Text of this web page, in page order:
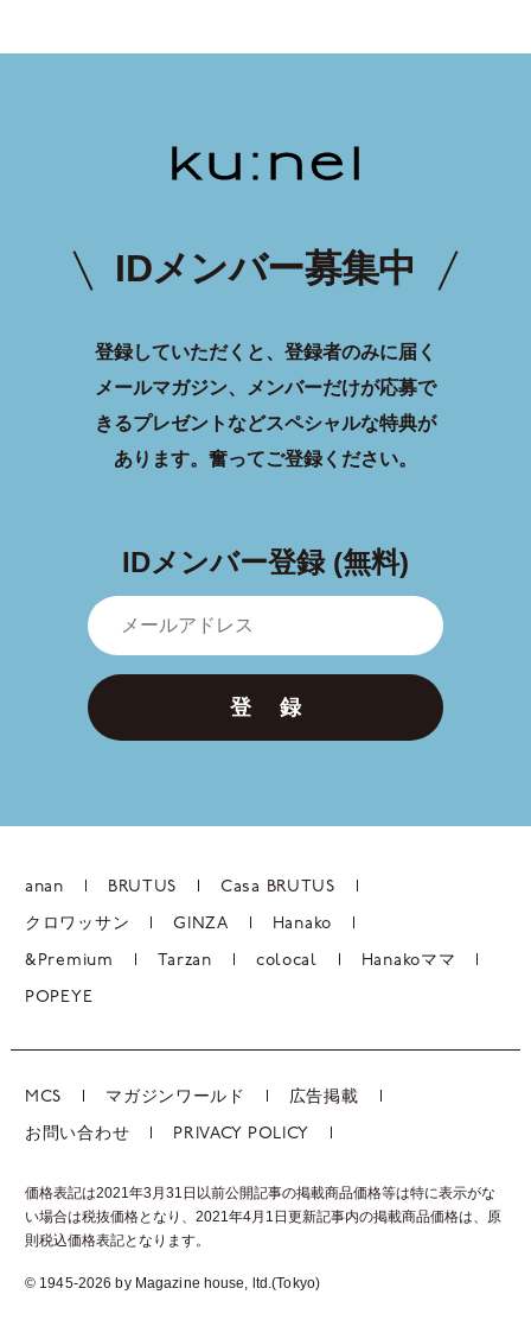
IDメンバー募集中
登録していただくと、登録者のみに届く
メールマガジン、メンバーだけが応募で
きるプレゼントなどスペシャルな特典が
あります。 奮ってご登録ください。
IDメンバー登録 (無料)
登 録
anan BRUTUS Casa BRUTUS
クロワッサン GINZA Hanako
&Premium Tarzan colocal Hanakoママ
POPEYE
MCS マガジンワールド 広告掲載
お問い合わせ PRIVACY POLICY
価格表記は2021年3月31日以前公開記事の掲載商品価格等は特に表示がな
い場合は税抜価格となり、2021年4月1日更新記事内の掲載商品価格は、 原
則税込価格表記となります。
© 1945-2026 by Magazine house, ltd.(Tokyo)